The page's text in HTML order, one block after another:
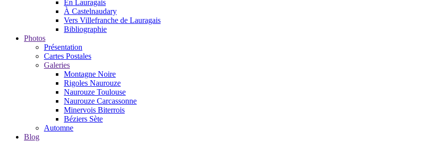
En Lauragais
À Castelnaudary
Vers Villefranche de Lauragais
Bibliographie
Photos
Présentation
Cartes Postales
Galeries
Montagne Noire
Rigoles Naurouze
Naurouze Toulouse
Naurouze Carcassonne
Minervois Biterrois
Béziers Sète
Automne
Blog